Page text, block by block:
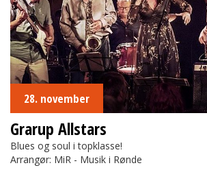
28. november
Grarup Allstars
Blues og soul i topklasse!
Arrangør: MiR - Musik i Rønde